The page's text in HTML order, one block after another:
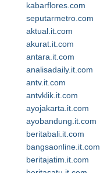
kabarflores.com
seputarmetro.com
aktual.it.com
akurat.it.com
antara.it.com
analisadaily.it.com
antv.it.com
antvklik.it.com
ayojakarta.it.com
ayobandung.it.com
beritabali.it.com
bangsaonline.it.com
beritajatim.it.com